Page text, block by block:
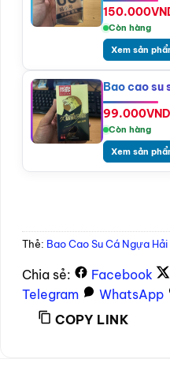
150.000
Còn hàng
Xem sản
Bao cao su
99.000VND
Còn hàng
Xem sản
Thẻ: Bao Cao Su Cá Ngựa Hải
Chia sẻ: Facebook
Telegram
WhatsApp
COPY LINK